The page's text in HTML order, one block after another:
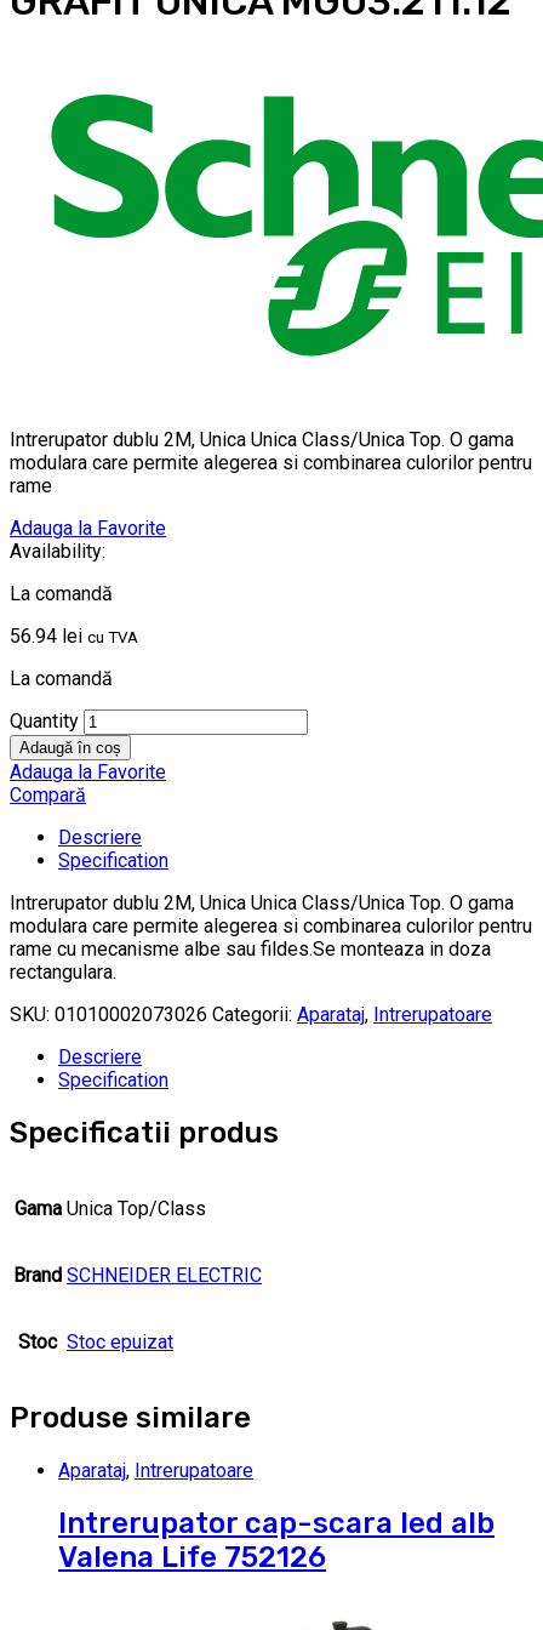
Intrerupator dublu 2M, Unica Unica Class/Unica Top. O gama
modulara care permite alegerea si combinarea culorilor pentru
rame
Adauga la Favorite
Availability:
La comandă
56.94 lei cu TVA
La comandă
Quantity
Adaugă în coș
Adauga la Favorite
Compară
Descriere
Specification
Intrerupator dublu 2M, Unica Unica Class/Unica Top. O gama
modulara care permite alegerea si combinarea culorilor pentru
rame cu mecanisme albe sau fildes.Se monteaza in doza
rectangulara.
SKU: 01010002073026 Categorii: Aparataj, Intrerupatoare
Descriere
Specification
Specificatii produs
Gama Unica Top/Class
Brand SCHNEIDER ELECTRIC
Stoc Stoc epuizat
Produse similare
Aparataj, Intrerupatoare
Intrerupator cap-scara led alb
Valena Life 752126